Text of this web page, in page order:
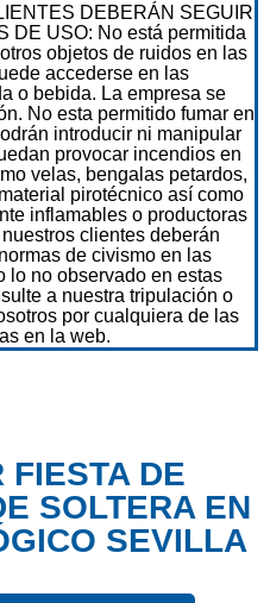
DEBERÁN SEGUIR
DE USO: No está permitida
objetos de ruidos en las
accederse en las
o bebida. La empresa se
No esta permitido fumar en
introducir ni manipular
provocar incendios en
velas, bengalas petardos,
pirotécnico así como
inflamables o productoras
clientes deberán
de civismo en las
lo no observado en estas
a nuestra tripulación o
por cualquiera de las
en la web.
FIESTA DE
SOLTERA EN
SEVILLA